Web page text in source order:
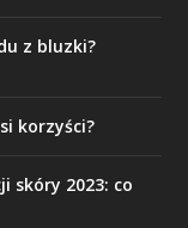
z bluzki?
korzyści?
skóry 2023: co